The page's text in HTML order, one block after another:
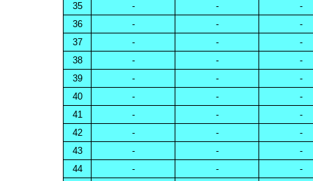
35
- -
-
36
- -
-
37
- -
-
38
- -
-
39
- -
-
40
- -
-
41
- -
-
42
- -
-
43
- -
-
44
- -
-